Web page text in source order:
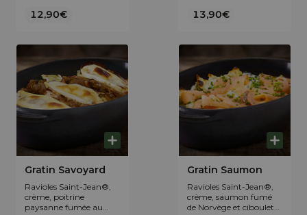
12,90€
bois de hêtre grillée.
13,90€
Gratin Savoyard
Ravioles Saint-Jean®,
crème, poitrine
paysanne fumée au
Gratin Saumon
Ravioles Saint-Jean®,
crème, saumon fumé
de Norvège et ciboulette